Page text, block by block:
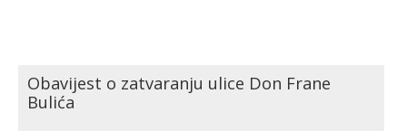
Obavijest o zatvaranju ulice Don Frane
Bulića